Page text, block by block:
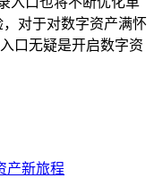
对于对数字资产满怀
口无疑是开启数字资
产新旅程